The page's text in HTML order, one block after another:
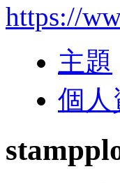
https://
主題
個人